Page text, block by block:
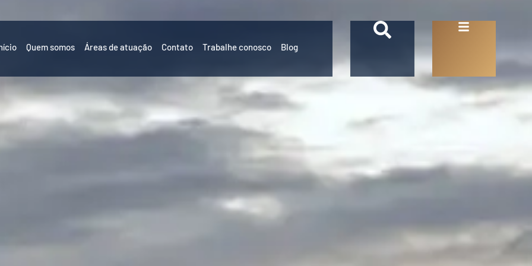
Quem somos Áreas de atuação Contato Trabalhe conosco Blog